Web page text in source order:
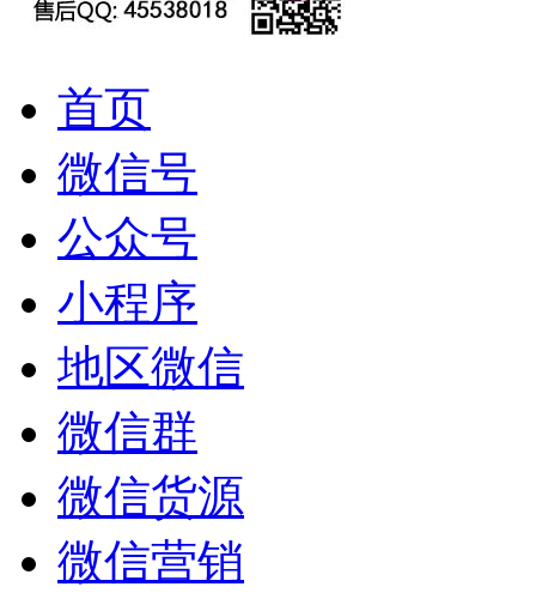
首页
微信号
公众号
小程序
地区微信
微信群
微信货源
微信营销